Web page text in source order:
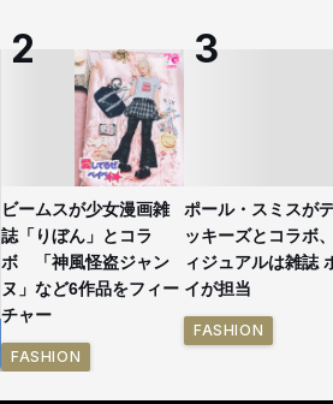
ビームスが少女漫画雑
誌「りぼん」とコラ
ボ 「神風怪盗ジャン
ヌ」など6作品をフィー
チャー
FASHION
ポール・スミスが
ッキーズとコラボ
ィジュアルは雑誌
イが担当
FASHION